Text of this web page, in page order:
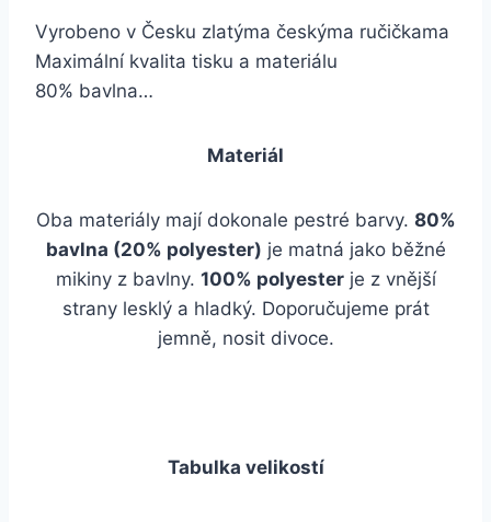
Vyrobeno v Česku zlatýma českýma ručičkama
Maximální kvalita tisku a materiálu
80% bavlna…
Materiál
Oba materiály mají dokonale pestré barvy. 80%
bavlna (20% polyester) je matná jako běžné
mikiny z bavlny. 100% polyesterje z vnější
strany lesklý a hladký. Doporučujeme prát
jemně, nosit divoce.
Tabulka velikostí